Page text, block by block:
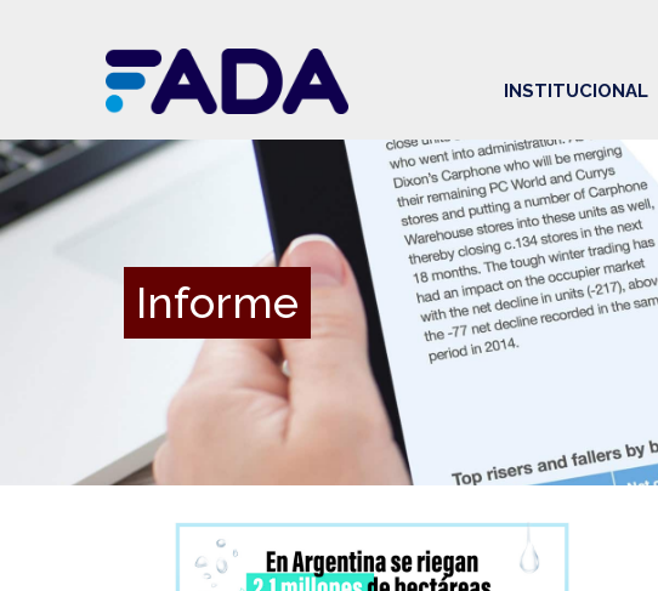
INSTITUCIONAL
Informe